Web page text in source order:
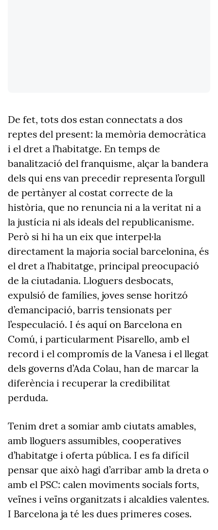
De fet, tots dos estan connectats a dos
reptes del present: la memòria democràtica
i el dret a l’habitatge. En temps de
banalització del franquisme, alçar la bandera
dels qui ens van precedir representa l’orgull
de pertànyer al costat correcte de la
història, que no renuncia ni a la veritat ni a
la justícia ni als ideals del republicanisme.
Però si hi ha un eix que interpel·la
directament la majoria social barcelonina, és
el dret a l’habitatge, principal preocupació
de la ciutadania. Lloguers desbocats,
expulsió de famílies, joves sense horitzó
d’emancipació, barris tensionats per
l’especulació. I és aquí on Barcelona en
Comú, i particularment Pisarello, amb el
record i el compromís de la Vanesa i el llegat
dels governs d’Ada Colau, han de marcar la
diferència i recuperar la credibilitat
perduda.
Tenim dret a somiar amb ciutats amables,
amb lloguers assumibles, cooperatives
d’habitatge i oferta pública. I es fa difícil
pensar que això hagi d’arribar amb la dreta o
amb el PSC: calen moviments socials forts,
veïnes i veïns organitzats i alcaldies valentes.
I Barcelona ja té les dues primeres coses.